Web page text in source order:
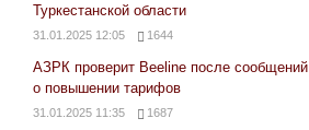
Туркестанской области
31.01.2025 12:05 1644
АЗРК проверит Beeline после сообщений
о повышении тарифов
31.01.2025 11:35 1687